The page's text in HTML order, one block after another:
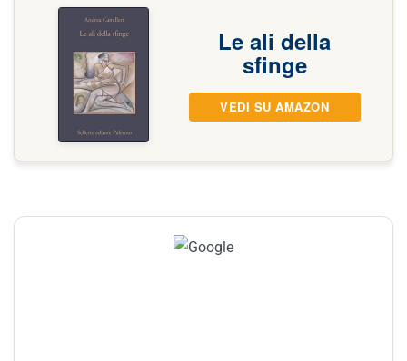
Le ali della
sfinge
VEDI SU AMAZON